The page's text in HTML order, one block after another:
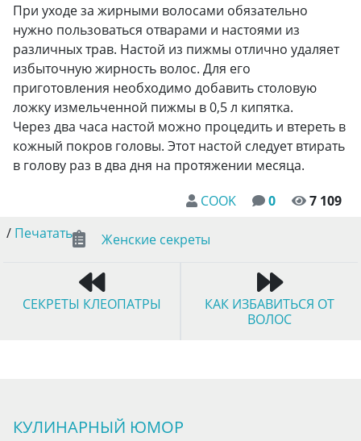
При уходе за жирными волосами обязательно
нужно пользоваться отварами и настоями из
различных трав. Настой из пижмы отлично удаляет
избыточную жирность волос. Для его
приготовления необходимо добавить столовую
ложку измельченной пижмы в 0,5 л кипятка.
Через два часа настой можно процедить и втереть в
кожный покров головы. Этот настой следует втирать
в голову раз в два дня на протяжении месяца.
COOK
0
7 109
/ Печатать Женские секреты
СЕКРЕТЫ КЛЕОПАТРЫ
КАК ИЗБАВИТЬСЯ ОТ
ВОЛОС
КУЛИНАРНЫЙ ЮМОР